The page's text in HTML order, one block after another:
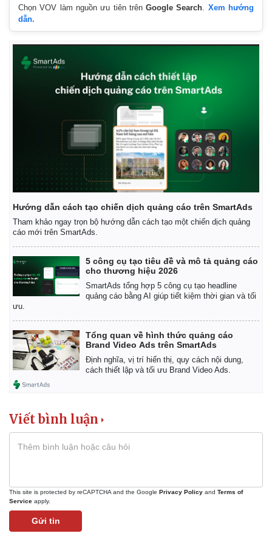
Thế giới
Hồ sơ
Infographic
Chọn VOV làm nguồn ưu tiên trênGoogle Search. Xem hướng
dẫn.
Hướng dẫn cách tạo chiến dịch quảng cáo trên SmartAds
Tham khảo ngay trọn bộ hướng dẫn cách tạo một chiến dịch quảng
cáo mới trên SmartAds.
5 công cụ tạo tiêu đề và mô tả quảng cáo
cho thương hiệu 2026
SmartAds tổng hợp 5 công cụ tạo headline
quảng cáo bằng AI giúp tiết kiệm thời gian và tối
ưu.
Tổng quan về hình thức quảng cáo
Brand Video Ads trên SmartAds
Định nghĩa, vị trí hiển thị, quy cách nội dung,
cách thiết lập và tối ưu Brand Video Ads.
Viết bình luận
This site is protected by reCAPTCHA and the Google Privacy Policy and Terms of
Service apply.
Gửi tin